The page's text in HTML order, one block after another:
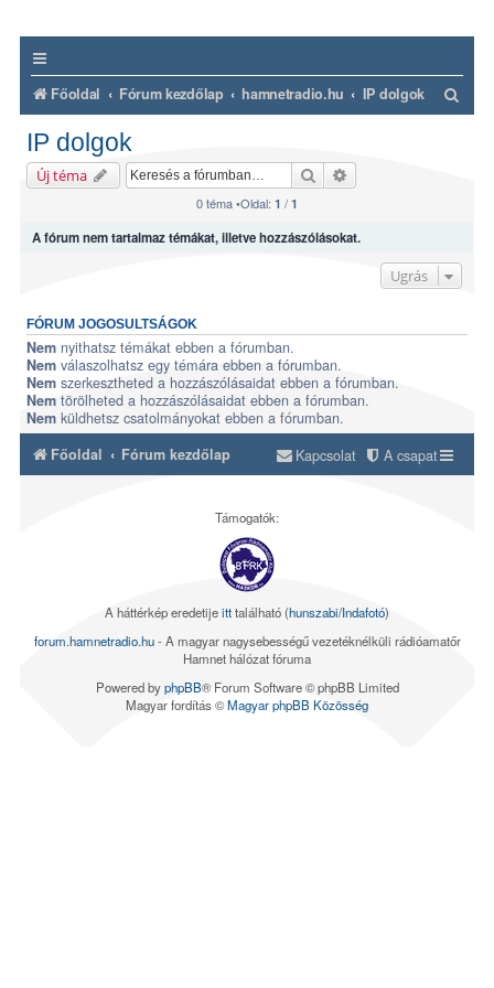
Főoldal Fórum kezdőlap hamnetradio.hu IP dolgok
s
IP dolgok
Új téma Keresés
0 téma •Oldal: 1 / 1
A fórum nem tartalmaz témákat, illetve hozzászólásokat.
Ugrás
FÓRUM JOGOSULTSÁGOK
Nem nyithatsz témákat ebben a fórumban.
Nem válaszolhatsz egy témára ebben a fórumban.
Nem szerkesztheted a hozzászólásaidat ebben a fórumban.
Nem törölheted a hozzászólásaidat ebben a fórumban.
Nem küldhetsz csatolmányokat ebben a fórumban.
Főoldal Fórum kezdőlap A csapat
Kapcsolat
Támogatók:
A háttérkép eredetijeitttalálható (hunszabi/Indafotó)
forum.hamnetradio.hu- A magyar nagysebességű vezetéknélküli rádióamatőr
Hamnet hálózat fóruma
Powered byphpBB® Forum Software © phpBB Limited
Magyar fordítás ©Magyar phpBB Közösség